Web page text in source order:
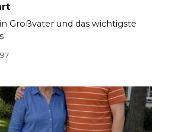
Großvater und das wichtigste